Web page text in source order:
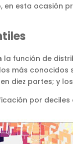
esta ocasión
la función de
más conocidos
diez partes; y los
por